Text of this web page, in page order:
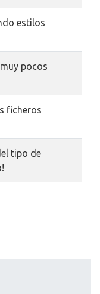
estilos
pocos
ficheros
tipo de